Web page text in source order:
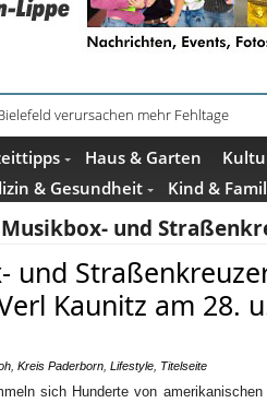
verursachen mehr Fehltage
im Pop-up-Store in Büren
Haus & Garten
& Gesundheit Kind &
und
und
Kaunitz am 28.
Kreis Paderborn Lifestyle Titelseite
sich Hunderte von amerikanischen